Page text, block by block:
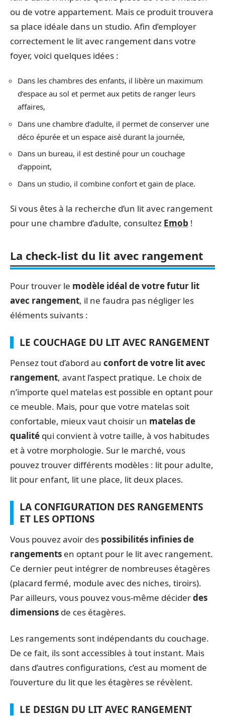
ou de votre appartement. Mais ce produit trouvera
sa place idéale dans un studio. Afin d’employer
correctement le lit avec rangement dans votre
foyer, voici quelques idées :
Dans les chambres des enfants, il libère un maximum
d’espace au sol et permet aux petits de ranger leurs
affaires,
Dans une chambre d’adulte, il permet de conserver une
déco épurée et un espace aisé durant la journée,
Dans un bureau, il est destiné pour un couchage
d’appoint,
Dans un studio, il combine confort et gain de place.
Si vous êtes à la recherche d’un lit avec rangement
pour une chambre d’adulte, consultez Emob !
La check-list du lit avec rangement
Pour trouver le modèle idéal de votre futur lit
avec rangement, il ne faudra pas négliger les
éléments suivants :
LE COUCHAGE DU LIT AVEC RANGEMENT
Pensez tout d’abord au confort de votre lit avec
rangement, avant l’aspect pratique. Le choix de
n’importe quel matelas est possible en optant pour
ce meuble. Mais, pour que votre matelas soit
confortable, mieux vaut choisir un matelas de
qualité qui convient à votre taille, à vos habitudes
et à votre morphologie. Sur le marché, vous
pouvez trouver différents modèles : lit pour adulte,
lit pour enfant, lit une place, lit deux places.
LA CONFIGURATION DES RANGEMENTS
ET LES OPTIONS
Vous pouvez avoir des possibilités infinies de
rangements en optant pour le lit avec rangement.
Ce dernier peut intégrer de nombreuses étagères
(placard fermé, module avec des niches, tiroirs).
Par ailleurs, vous pouvez vous-même déciderdes
dimensions de ces étagères.
Les rangements sont indépendants du couchage.
De ce fait, ils sont accessibles à tout instant. Mais
dans d’autres configurations, c’est au moment de
l’ouverture du lit que les étagères se révèlent.
LE DESIGN DU LIT AVEC RANGEMENT